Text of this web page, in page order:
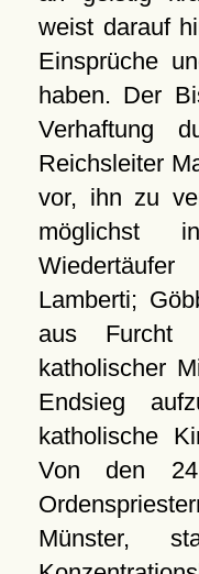
weist darauf
Einsprüche
haben. Der
Verhaftung
Reichsleiter
vor, ihn zu
möglichst
Lamberti;
aus Furcht
katholischer
Endsieg
katholische
Von den
Münster,